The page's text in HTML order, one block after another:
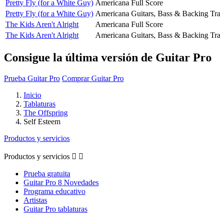
Pretty Fly (for a White Guy) Americana Full Score
Pretty Fly (for a White Guy) Americana Guitars, Bass & Backing
The Kids Aren't Alright
Americana Full Score
The Kids Aren't Alright
Americana Guitars, Bass & Backing
Consigue la última versión de Guitar Pro
Prueba Guitar Pro Comprar Guitar Pro
Inicio
Tablaturas
The Offspring
Self Esteem
Productos y servicios
Productos y servicios  
Prueba gratuita
Guitar Pro 8 Novedades
Programa educativo
Artistas
Guitar Pro tablaturas